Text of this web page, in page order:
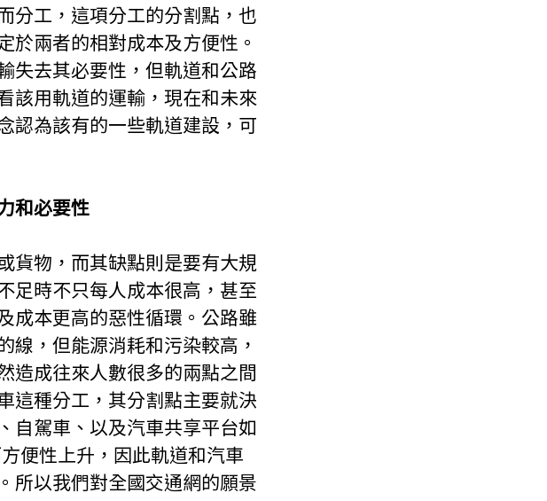
分工，這項分工的分割點，也
於兩者的相對成本及方便性。
失去其必要性，但軌道和公路
該用軌道的運輸，現在和未來
認為該有的一些軌道建設，可
和必要性
貨物，而其缺點則是要有大規
足時不只每人成本很高，甚至
成本更高的惡性循環。公路雖
線，但能源消耗和污染較高，
造成往來人數很多的兩點之間
這種分工，其分割點主要就決
自駕車、以及汽車共享平台如
便性上升，因此軌道和汽車
所以我們對全國交通網的願景